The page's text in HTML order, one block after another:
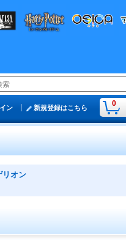
0
ン 新規登録はこちら
リオン